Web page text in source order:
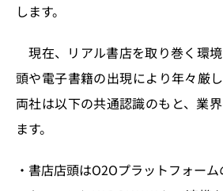
します。
現在、リアル書店を取り巻く環
頭や電子書籍の出現により年々厳
両社は以下の共通認識のもと、業
ます。
・書店店頭はO2Oプラットフォー